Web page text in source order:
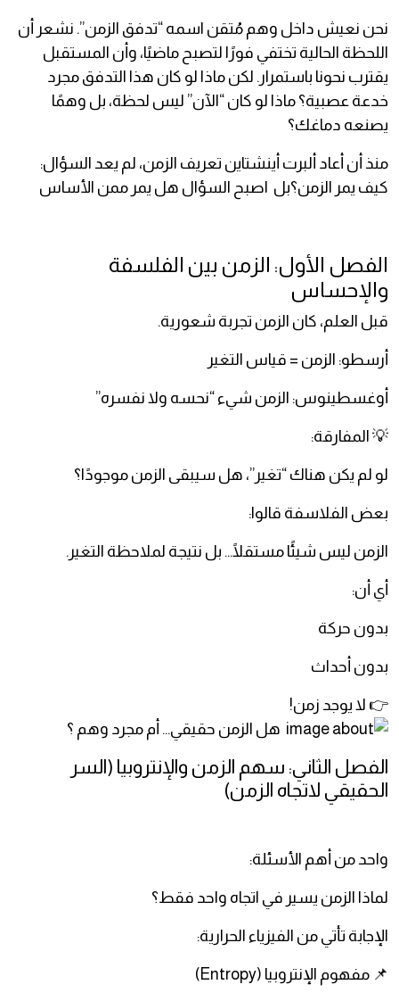
نحن نعيش داخل وهم مُتقن اسمه “تدفق الزمن”. نشعر أن
اللحظة الحالية تختفي فورًا لتصبح ماضيًا، وأن المستقبل
يقترب نحونا باستمرار. لكن ماذا لو كان هذا التدفق مجرد
خدعة عصبية؟ ماذا لو كان “الآن” ليس لحظة، بل وهمًا
يصنعه دماغك؟
منذ أن أعاد ألبرت أينشتاين تعريف الزمن، لم يعد السؤال:
كيف يمر الزمن؟بل اصبح السؤال هل يمر ممن الأساس
الفصل الأول: الزمن بين الفلسفة
والإحساس
قبل العلم، كان الزمن تجربة شعورية.
أرسطو: الزمن = قياس التغير
أوغسطينوس: الزمن شيء “نحسه ولا نفسره”
💡 المفارقة:
لو لم يكن هناك “تغير”، هل سيبقى الزمن موجودًا؟
بعض الفلاسفة قالوا:
الزمن ليس شيئًا مستقلًا… بل نتيجة لملاحظة التغير.
أي أن:
بدون حركة
بدون أحداث
👉 لا يوجد زمن!
الفصل الثاني: سهم الزمن والإنتروبيا (السر
الحقيقي لاتجاه الزمن)
واحد من أهم الأسئلة:
لماذا الزمن يسير في اتجاه واحد فقط؟
الإجابة تأتي من الفيزياء الحرارية:
📌 مفهوم الإنتروبيا (Entropy)